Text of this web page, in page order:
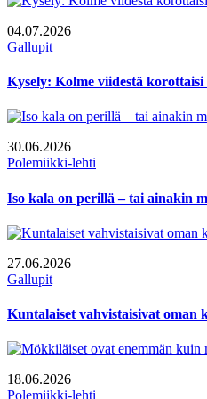
04.07.2026
Gallupit
Kysely: Kolme viidestä
30.06.2026
Polemiikki-lehti
Iso kala on perillä – tai ainakin
27.06.2026
Gallupit
Kuntalaiset vahvistaisivat oman
18.06.2026
Polemiikki-lehti